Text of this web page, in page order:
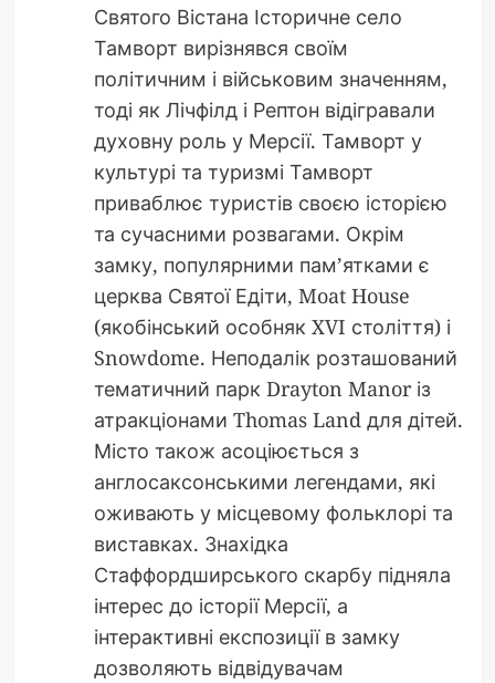
Святого Вістана Історичне село
Тамворт вирізнявся своїм
політичним і військовим значенням,
тоді як Лічфілд і Рептон відігравали
духовну роль у Мерсії. Тамворт у
культурі та туризмі Тамворт
приваблює туристів своєю історією
та сучасними розвагами. Окрім
замку, популярними пам’ятками є
церква Святої Едіти, Moat House
(якобінський особняк XVI століття) і
Snowdome. Неподалік розташований
тематичний парк Drayton Manor із
атракціонами Thomas Land для дітей.
Місто також асоціюється з
англосаксонськими легендами, які
оживають у місцевому фольклорі та
виставках. Знахідка
Стаффордширського скарбу підняла
інтерес до історії Мерсії, а
інтерактивні експозиції в замку
дозволяють відвідувачам